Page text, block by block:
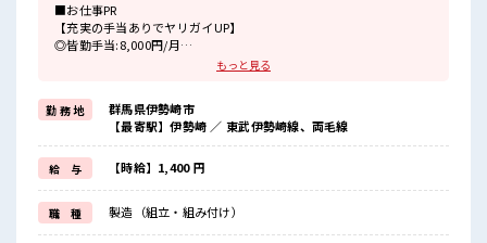
■お仕事PR
【充実の手当ありでヤリガイUP】
◎皆勤手当:8,000円/月
◎更新手当:20,000円/3ヵ月毎
≪適度な残業でお小遣いが稼げる≫
残業は月20時間未満でほどよく稼げます♪
≪機能的な制服アリ≫
制服があるので事前準備不要♪
≪自分向きで未経験OK≫
新しいことにチャレンジするのは不安だけどしっかり働く環境が整
っています！
イチからスキルUP・ステップUP目指していきましょう！
もっと見る
勤 務 地
群馬県伊勢崎市
【最寄駅】伊勢崎 ／ 東武伊勢崎線、両毛線
給 与 【時給】1,400 円
職 種 製造（組立・組み付け）